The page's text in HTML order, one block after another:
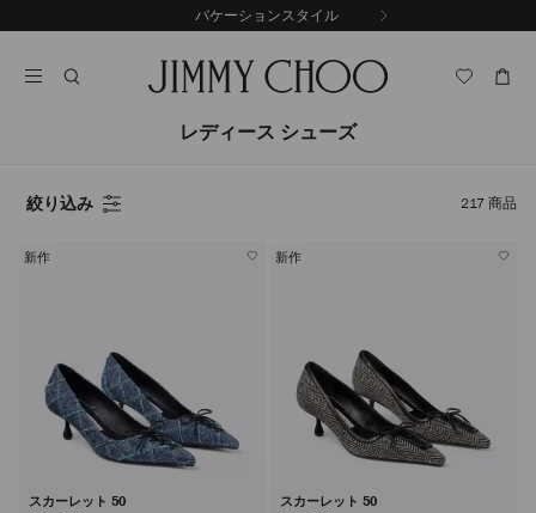
ン
ス
ラ
バケーションスタイル
レディース シューズ
絞り込み 217商品
新作
スカーレット 50
新作
スカーレット 50